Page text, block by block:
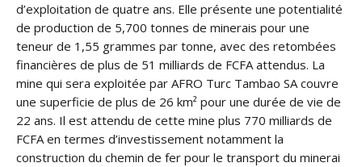
d’exploitation de quatre ans. Elle présente une potentialité
de production de 5,700 tonnes de minerais pour une
teneur de 1,55 grammes par tonne, avec des retombées
financières de plus de 51 milliards de FCFA attendus. La
mine qui sera exploitée par AFRO Turc Tambao SA couvre
une superficie de plus de 26 km² pour une durée de vie de
22 ans. Il est attendu de cette mine plus 770 milliards de
FCFA en termes d’investissement notamment la
construction du chemin de fer pour le transport du minerai